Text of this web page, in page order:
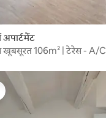
खूबसूरत 106m² | टेरेस - A/C